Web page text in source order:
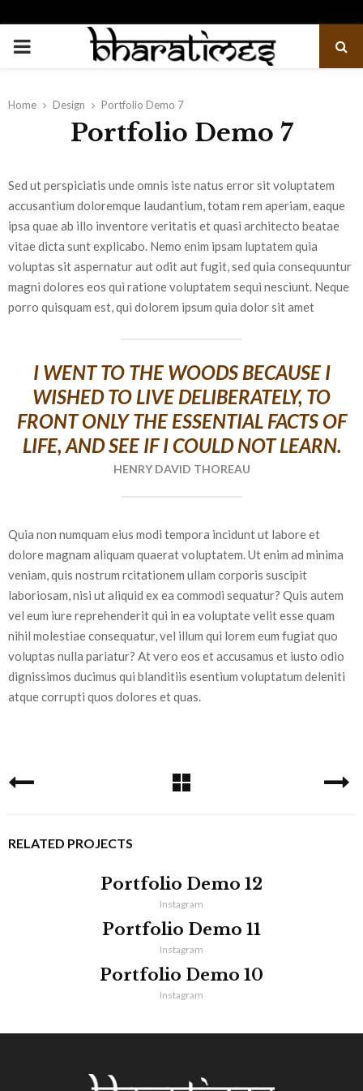
PRIMARY
Home Design Portfolio Demo 7
Portfolio Demo 7
Sed ut perspiciatis unde omnis iste natus error sit voluptatem
accusantium doloremque laudantium, totam rem aperiam, eaque
ipsa quae ab illo inventore veritatis et quasi architecto beatae
vitae dicta sunt explicabo. Nemo enim ipsam luptatem quia
voluptas sit aspernatur aut odit aut fugit, sed quia consequuntur
magni dolores eos qui ratione voluptatem sequi nesciunt. Neque
porro quisquam est, qui dolorem ipsum quia dolor sit amet
I WENT TO THE WOODS BECAUSE I
WISHED TO LIVE DELIBERATELY, TO
FRONT ONLY THE ESSENTIAL FACTS OF
LIFE, AND SEE IF I COULD NOT LEARN.
HENRY DAVID THOREAU
Quia non numquam eius modi tempora incidunt ut labore et
dolore magnam aliquam quaerat voluptatem. Ut enim ad minima
veniam, quis nostrum rcitationem ullam corporis suscipit
laboriosam, nisi ut aliquid ex ea commodi sequatur? Quis autem
vel eum iure reprehenderit qui in ea voluptate velit esse quam
nihil molestiae consequatur, vel illum qui lorem eum fugiat quo
voluptas nulla pariatur? At vero eos et accusamus et iusto odio
dignissimos ducimus qui blanditiis esentium voluptatum deleniti
atque corrupti quos dolores et quas.
RELATED PROJECTS
Portfolio Demo 12
Instagram
Portfolio Demo 11
Instagram
Portfolio Demo 10
Instagram